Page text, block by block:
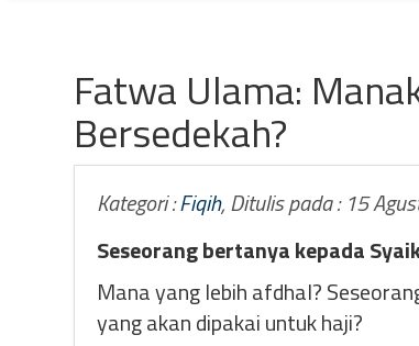
Fatwa Ulama:
Bersedekah?
Kategori :Fiqih, Ditulis pada : 15
Seseorang bertanya kepada
Mana yang lebih afdhal?
yang akan dipakai untuk haji?